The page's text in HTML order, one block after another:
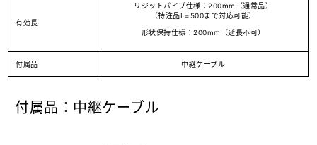
有効長
リジットパイプ仕様：200mm（通常品）
（特注品L=500まで対応可能）
形状保持仕様：200mm（延長不可）
付属品 中継ケーブル
付属品：中継ケーブル